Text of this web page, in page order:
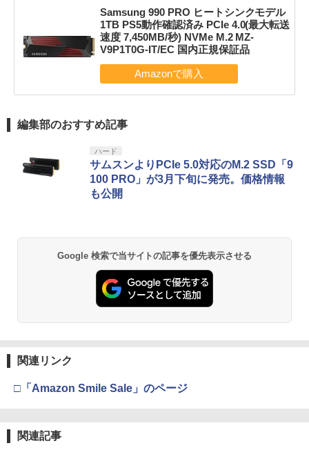
Samsung 990 PRO ヒートシンクモデル
1TB PS5動作確認済み PCIe 4.0(最大転送
速度 7,450MB/秒) NVMe M.2 MZ-
V9P1T0G-IT/EC 国内正規保証品
編集部のおすすめ記事
ハード
サムスンよりPCIe 5.0対応のM.2 SSD「9
100 PRO」が3月下旬に発売。価格情報
も公開
Google 検索で当サイトの記事を優先表示させる
関連リンク
□「Amazon Smile Sale」のページ
関連記事